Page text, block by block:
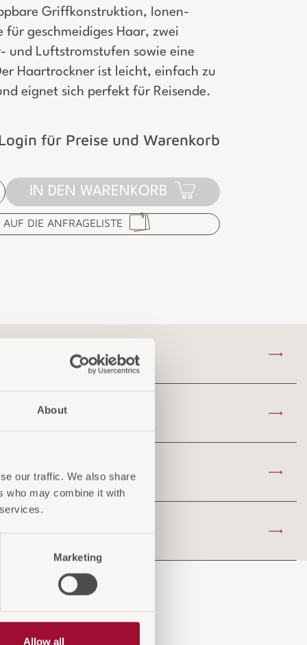
About
our traffic. We also share
who may combine it with
Marketing
Allow all
Griffkonstruktion, Ionen-
für geschmeidiges Haar, zwei
und Luftstromstufen sowie eine
Haartrockner ist leicht, einfach zu
eignet sich perfekt für Reisende.
für Preise und Warenkorb
IN DEN WARENKORB
AUF DIE ANFRAGELISTE